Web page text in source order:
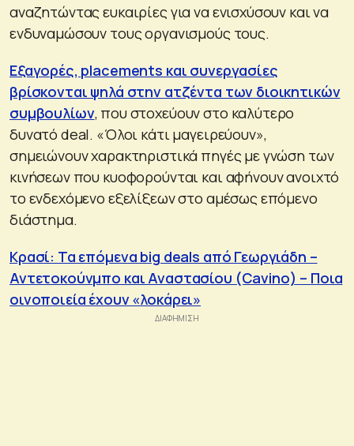
αναζητώντας ευκαιρίες για να ενισχύσουν και να
ενδυναμώσουν τους οργανισμούς τους.
Εξαγορές, placements και συνεργασίες
βρίσκονται ψηλά στην ατζέντα των διοικητικών
συμβουλίων, που στοχεύουν στο καλύτερο
δυνατό deal. «Όλοι κάτι μαγειρεύουν»,
σημειώνουν χαρακτηριστικά πηγές με γνώση των
κινήσεων που κυοφορούνται και αφήνουν ανοιχτό
το ενδεχόμενο εξελίξεων στο αμέσως επόμενο
διάστημα.
Κρασί: Τα επόμενα big deals από Γεωργιάδη –
Αντετοκούνμπο και Αναστασίου (Cavino) – Ποια
οινοποιεία έχουν «λοκάρει»